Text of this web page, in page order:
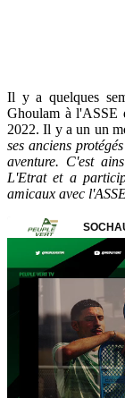
Il y a quelques
Ghoulam à l'ASSE
2022. Il y a un un
ses anciens
aventure. C'est
L'Etrat et a
amicaux avec